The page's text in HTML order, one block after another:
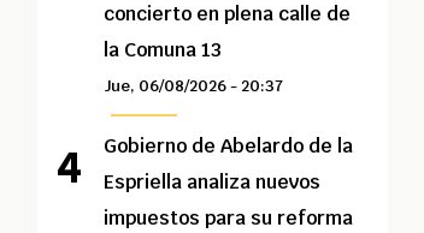
concierto en plena calle de
la Comuna 13
Jue, 06/08/2026 - 20:37
Gobierno de Abelardo de la
Espriella analiza nuevos
impuestos para su reforma